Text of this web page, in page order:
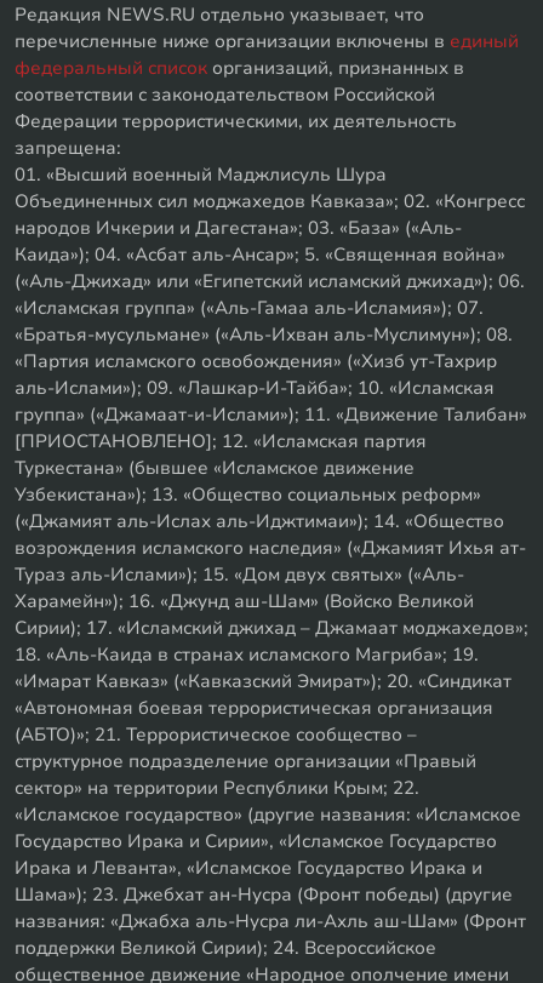
Редакция NEWS.RU отдельно указывает, что
перечисленные ниже организации включены в единый
федеральный список организаций, признанных в
соответствии с законодательством Российской
Федерации террористическими, их деятельность
запрещена:
01. «Высший военный Маджлисуль Шура
Объединенных сил моджахедов Кавказа»; 02. «Конгресс
народов Ичкерии и Дагестана»; 03. «База» («Аль-
Каида»); 04. «Асбат аль-Ансар»; 5. «Священная война»
(«Аль-Джихад» или «Египетский исламский джихад»); 06.
«Исламская группа» («Аль-Гамаа аль-Исламия»); 07.
«Братья-мусульмане» («Аль-Ихван аль-Муслимун»); 08.
«Партия исламского освобождения» («Хизб ут-Тахрир
аль-Ислами»); 09. «Лашкар-И-Тайба»; 10. «Исламская
группа» («Джамаат-и-Ислами»); 11. «Движение Талибан»
[ПРИОСТАНОВЛЕНО]; 12. «Исламская партия
Туркестана» (бывшее «Исламское движение
Узбекистана»); 13. «Общество социальных реформ»
(«Джамият аль-Ислах аль-Иджтимаи»); 14. «Общество
возрождения исламского наследия» («Джамият Ихья ат-
Тураз аль-Ислами»); 15. «Дом двух святых» («Аль-
Харамейн»); 16. «Джунд аш-Шам» (Войско Великой
Сирии); 17. «Исламский джихад – Джамаат моджахедов»;
18. «Аль-Каида в странах исламского Магриба»; 19.
«Имарат Кавказ» («Кавказский Эмират»); 20. «Синдикат
«Автономная боевая террористическая организация
(АБТО)»; 21. Террористическое сообщество –
структурное подразделение организации «Правый
сектор» на территории Республики Крым; 22.
«Исламское государство» (другие названия: «Исламское
Государство Ирака и Сирии», «Исламское Государство
Ирака и Леванта», «Исламское Государство Ирака и
Шама»); 23. Джебхат ан-Нусра (Фронт победы) (другие
названия: «Джабха аль-Нусра ли-Ахль аш-Шам» (Фронт
поддержки Великой Сирии); 24. Всероссийское
общественное движение «Народное ополчение имени